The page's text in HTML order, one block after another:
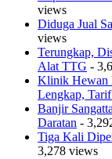
views
Diduga Jual
views
Terungkap,
Alat TTG -
Klinik Hewan
Lengkap,
Banjir
Daratan -
Tiga Kali
3,278 views